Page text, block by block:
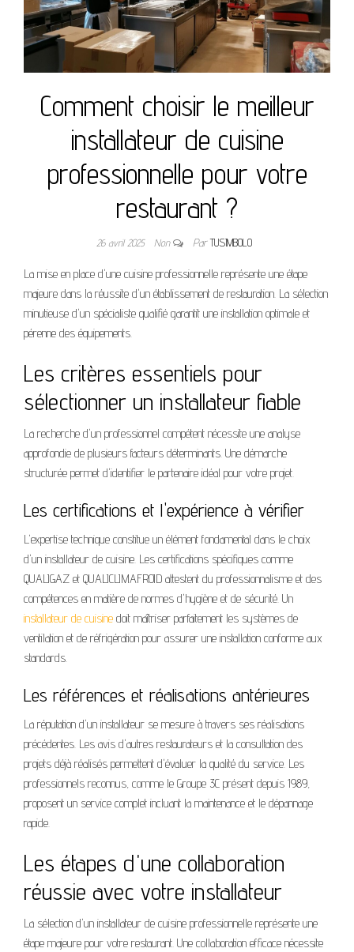
Comment choisir le meilleur
installateur de cuisine
professionnelle pour votre
restaurant ?
26 avril 2025 Non ParTUSIMBOLO
La mise en place d'une cuisine professionnelle représente une étape
majeure dans la réussite d'un établissement de restauration. La sélection
minutieuse d'un spécialiste qualifié garantit une installation optimale et
pérenne des équipements.
Les critères essentiels pour
sélectionner un installateur fiable
La recherche d'un professionnel compétent nécessite une analyse
approfondie de plusieurs facteurs déterminants. Une démarche
structurée permet d'identifier le partenaire idéal pour votre projet.
Les certifications et l'expérience à vérifier
L'expertise technique constitue un élément fondamental dans le choix
d'un installateur de cuisine. Les certifications spécifiques comme
QUALIGAZ et QUALICLIMAFROID attestent du professionnalisme et des
compétences en matière de normes d'hygiène et de sécurité. Un
installateur de cuisine doit maîtriser parfaitement les systèmes de
ventilation et de réfrigération pour assurer une installation conforme aux
standards.
Les références et réalisations antérieures
La réputation d'un installateur se mesure à travers ses réalisations
précédentes. Les avis d'autres restaurateurs et la consultation des
projets déjà réalisés permettent d'évaluer la qualité du service. Les
professionnels reconnus, comme le Groupe 3C présent depuis 1989,
proposent un service complet incluant la maintenance et le dépannage
rapide.
Les étapes d'une collaboration
réussie avec votre installateur
La sélection d'un installateur de cuisine professionnelle représente une
étape majeure pour votre restaurant. Une collaboration efficace nécessite